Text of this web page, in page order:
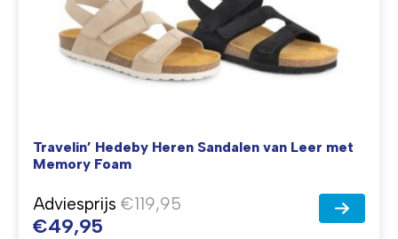
Travelin’ Hedeby Heren Sandalen van Leer met
Memory Foam
Adviesprijs €119,95
€49,95